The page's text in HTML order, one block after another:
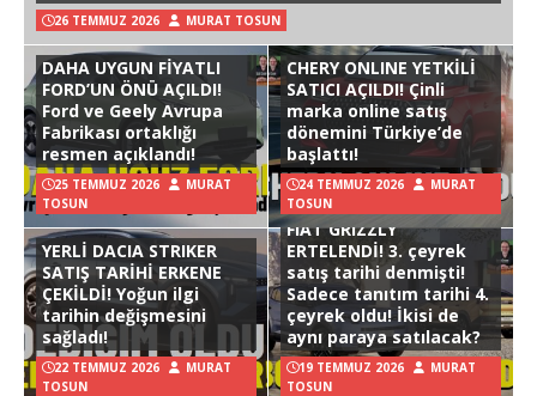
26 TEMMUZ 2026 MURAT TOSUN
DAHA UYGUN FİYATLI
FORD’UN ÖNÜ AÇILDI!
Ford ve Geely Avrupa
Fabrikası ortaklığı
resmen açıklandı!
25 TEMMUZ 2026
MURAT
TOSUN
CHERY ONLINE YETKİLİ
SATICI AÇILDI! Çinli
marka online satış
dönemini Türkiye’de
başlattı!
24 TEMMUZ 2026
MURAT
TOSUN
YERLİ DACIA STRIKER
SATIŞ TARİHİ ERKENE
ÇEKİLDİ! Yoğun ilgi
tarihin değişmesini
sağladı!
22 TEMMUZ 2026
MURAT
TOSUN
FIAT GRIZZLY
ERTELENDİ! 3. çeyrek
satış tarihi denmişti!
Sadece tanıtım tarihi 4.
çeyrek oldu! İkisi de
aynı paraya satılacak?
19 TEMMUZ 2026
MURAT
TOSUN